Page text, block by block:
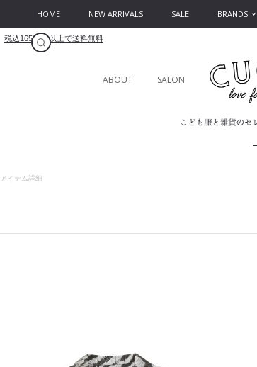
HOME NEW ARRIVALS SALE BRANDS
税込16500円以上で送料無料
ABOUT SALON
アイテム詳細